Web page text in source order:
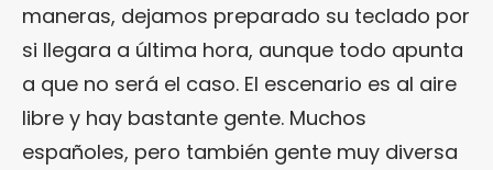
maneras, dejamos preparado su teclado por
si llegara a última hora, aunque todo apunta
a que no será el caso. El escenario es al aire
libre y hay bastante gente. Muchos
españoles, pero también gente muy diversa